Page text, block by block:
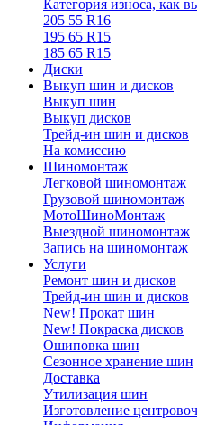
Категория износа, как
205 55 R16
195 65 R15
185 65 R15
Диски
Выкуп шин и дисков
Выкуп шин
Выкуп дисков
Трейд-ин шин и дисков
На комиссию
Шиномонтаж
Легковой шиномонтаж
Грузовой шиномонтаж
МотоШиноМонтаж
Выездной шиномонтаж
Запись на шиномонтаж
Услуги
Ремонт шин и дисков
Трейд-ин шин и дисков
New! Прокат шин
New! Покраска дисков
Ошиповка шин
Сезонное хранение шин
Доставка
Утилизация шин
Изготовление